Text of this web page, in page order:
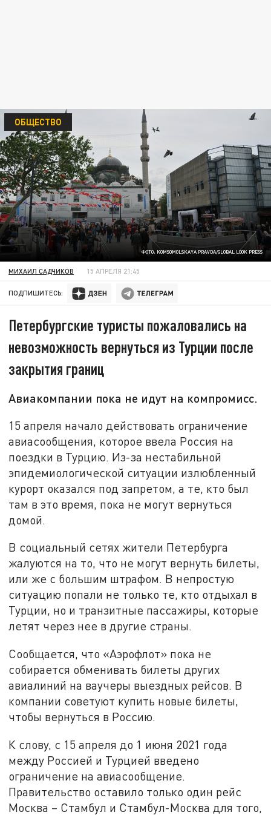
ФОТО: KOMSOMOLSKAYA PRAVDA/GLOBAL LOOK PRESS
ОБЩЕСТВО
МИХАИЛ САДЧИКОВ 15 АПРЕЛЯ 21:45
ПОДПИШИТЕСЬ:
Петербургские туристы пожаловались на
невозможность вернуться из Турции после
закрытия границ
Авиакомпании пока не идут на компромисс.
15 апреля начало действовать ограничение
авиасообщения, которое ввела Россия на
поездки в Турцию. Из-за нестабильной
эпидемиологической ситуации излюбленный
курорт оказался под запретом, а те, кто был
там в это время, пока не могут вернуться
домой.
В социальный сетях жители Петербурга
жалуются на то, что не могут вернуть билеты,
или же с большим штрафом. В непростую
ситуацию попали не только те, кто отдыхал в
Турции, но и транзитные пассажиры, которые
летят через нее в другие страны.
Сообщается, что «Аэрофлот» пока не
собирается обменивать билеты других
авиалиний на ваучеры выездных рейсов. В
компании советуют купить новые билеты,
чтобы вернуться в Россию.
К слову, с 15 апреля до 1 июня 2021 года
между Россией и Турцией введено
ограничение на авиасообщение.
Правительство оставило только один рейс
Москва – Стамбул и Стамбул-Москва для того,